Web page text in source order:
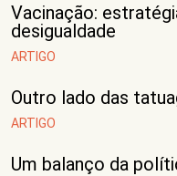
Vacinação:
desigualdade
ARTIGO
Outro lado das
ARTIGO
Um balanço da